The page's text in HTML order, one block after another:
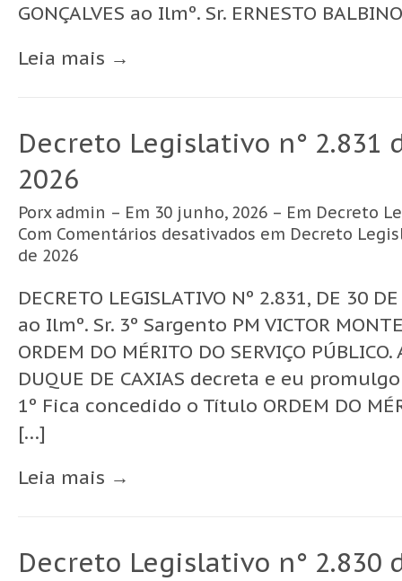
GONÇALVES ao Ilmº. Sr. ERNESTO
Leia mais →
Decreto Legislativo n° 2.831
2026
Porx admin – Em 30 junho, 2026 – Em Decreto
Com Comentários desativados em Decreto
de 2026
DECRETO LEGISLATIVO Nº 2.831, DE 30
ao Ilmº. Sr. 3º Sargento PM VICTOR
ORDEM DO MÉRITO DO SERVIÇO
DUQUE DE CAXIAS decreta e eu
1º Fica concedido o Título ORDEM DO
[…]
Leia mais →
Decreto Legislativo n° 2.830